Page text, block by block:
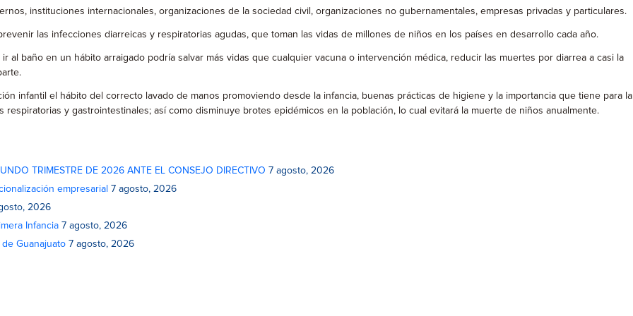
instituciones internacionales, organizaciones de la sociedad civil, organizaciones no gubernamentales, empresas privadas y particulares.
las infecciones diarreicas y respiratorias agudas, que toman las vidas de millones de niños en los países en desarrollo cada año.
baño en un hábito arraigado podría salvar más vidas que cualquier vacuna o intervención médica, reducir las muertes por diarrea a casi la
infantil el hábito del correcto lavado de manos promoviendo desde la infancia, buenas prácticas de higiene y la importancia que tiene para la
y gastrointestinales; así como disminuye brotes epidémicos en la población, lo cual evitará la muerte de niños anualmente.
TRIMESTRE DE 2026 ANTE EL CONSEJO DIRECTIVO 7 agosto, 2026
empresarial 7 agosto, 2026
2026
Infancia 7 agosto, 2026
Guanajuato 7 agosto, 2026